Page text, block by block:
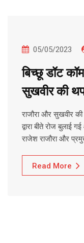
05/05/2023
बिच्छू डॉट
सुखवीर की
राजौरा और सुखवीर की
द्वारा बीते रोज बुलाई
राजेश राजौरा और
Read More